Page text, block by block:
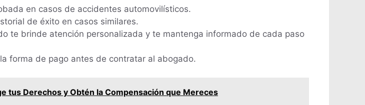
en casos de accidentes automovilísticos.
de éxito en casos similares.
te brinde atención personalizada y te mantenga informado de cada paso
forma de pago antes de contratar al abogado.
tus Derechos y Obtén la Compensación que Mereces